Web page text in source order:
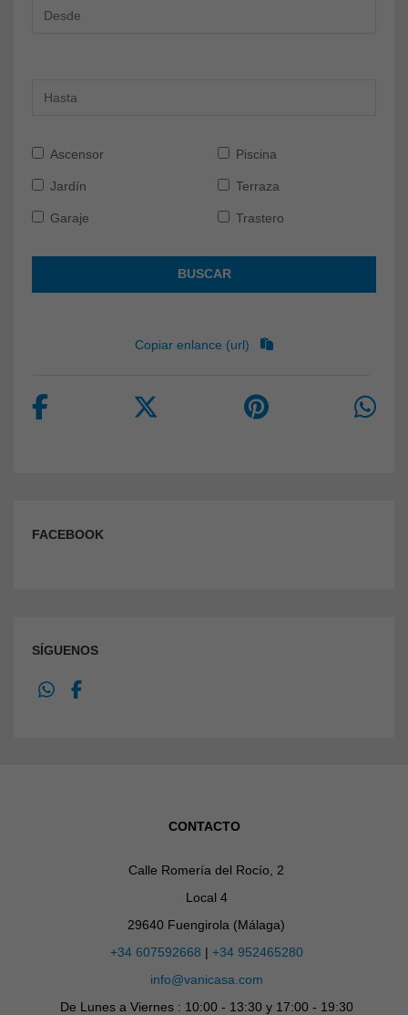
Ascensor Piscina
Jardín Terraza
Garaje Trastero
BUSCAR
Copiar enlance (url)
FACEBOOK
SÍGUENOS
CONTACTO
Calle Romería del Rocío, 2
Local 4
29640 Fuengirola (Málaga)
+34 607592668 | +34 952465280
info@vanicasa.com
De Lunes a Viernes : 10:00 - 13:30 y 17:00 - 19:30